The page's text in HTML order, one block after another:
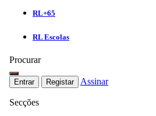
RL+65
RL Escolas
Procurar
Entrar Registar Assinar
Secções